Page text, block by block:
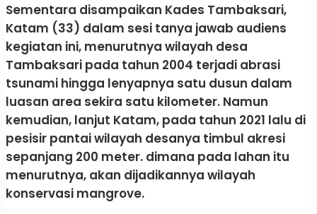
Sementara disampaikan Kades Tambaksari,
Katam (33) dalam sesi tanya jawab audiens
kegiatan ini, menurutnya wilayah desa
Tambaksari pada tahun 2004 terjadi abrasi
tsunami hingga lenyapnya satu dusun dalam
luasan area sekira satu kilometer. Namun
kemudian, lanjut Katam, pada tahun 2021 lalu di
pesisir pantai wilayah desanya timbul akresi
sepanjang 200 meter. dimana pada lahan itu
menurutnya, akan dijadikannya wilayah
konservasi mangrove.